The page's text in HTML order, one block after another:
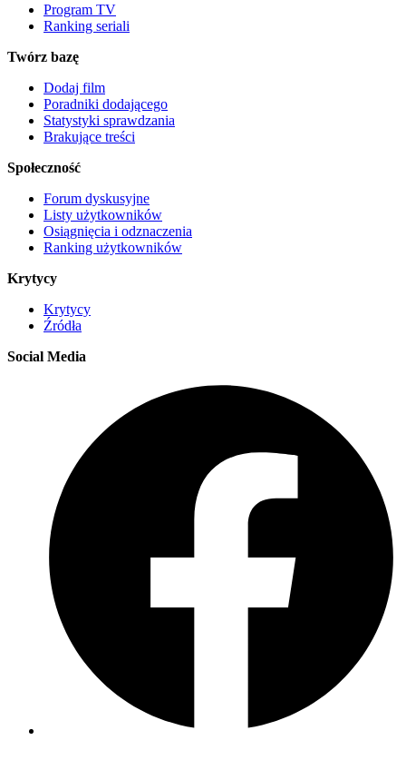
Program TV
Ranking seriali
Twórz bazę
Dodaj film
Poradniki dodającego
Statystyki sprawdzania
Brakujące treści
Społeczność
Forum dyskusyjne
Listy użytkowników
Osiągnięcia i odznaczenia
Ranking użytkowników
Krytycy
Krytycy
Źródła
Social Media